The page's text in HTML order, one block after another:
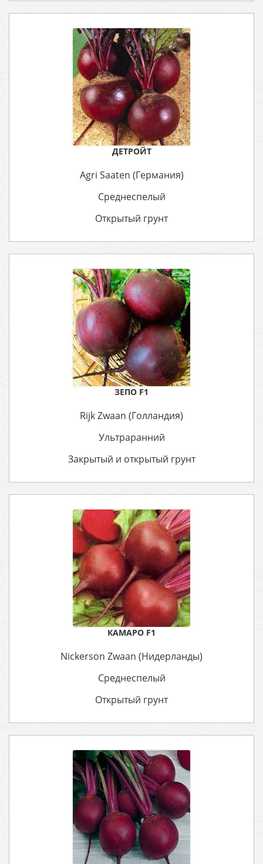
ДЕТРОЙТ
Agri Saaten (Германия)
Среднеспелый
Открытый грунт
ЗЕПО F1
Rijk Zwaan (Голландия)
Ультраранний
Закрытый и открытый грунт
КАМАРО F1
Nickerson Zwaan (Нидерланды)
Среднеспелый
Открытый грунт